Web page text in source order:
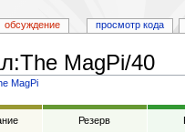
:The MagPi/40
MagPi
Резерв
обсуждение просмотр кода